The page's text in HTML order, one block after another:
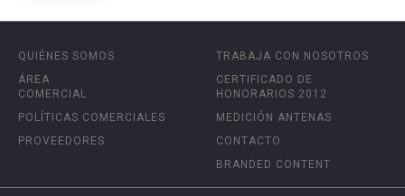
QUIÉNES SOMOS
ÁREA
COMERCIAL
POLÍTICAS COMERCIALES
PROVEEDORES
TRABAJA CON NOSOTROS
CERTIFICADO DE
HONORARIOS 2012
MEDICIÓN ANTENAS
CONTACTO
BRANDED CONTENT